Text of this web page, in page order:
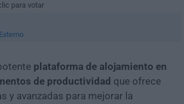
para votar
plataforma de alojamiento en
de productividad que ofrece
y avanzadas para mejorar la